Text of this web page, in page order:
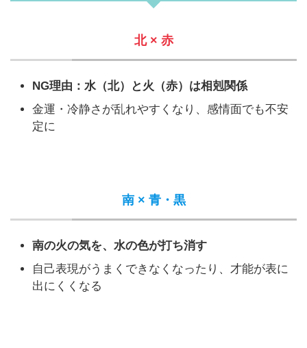
北 × 赤
NG理由：水（北）と火（赤）は相剋関係
金運・冷静さが乱れやすくなり、感情面でも不安
定に
南 × 青・黒
南の火の気を、水の色が打ち消す
自己表現がうまくできなくなったり、才能が表に
出にくくなる